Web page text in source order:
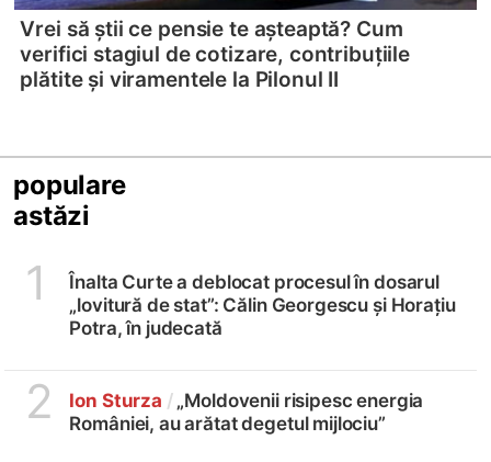
Vrei să știi ce pensie te așteaptă? Cum
verifici stagiul de cotizare, contribuțiile
plătite și viramentele la Pilonul II
populare
astăzi
1
Înalta Curte a deblocat procesul în dosarul
„lovitură de stat”: Călin Georgescu și Horațiu
Potra, în judecată
2 Ion Sturza /„Moldovenii risipesc energia
României, au arătat degetul mijlociu”